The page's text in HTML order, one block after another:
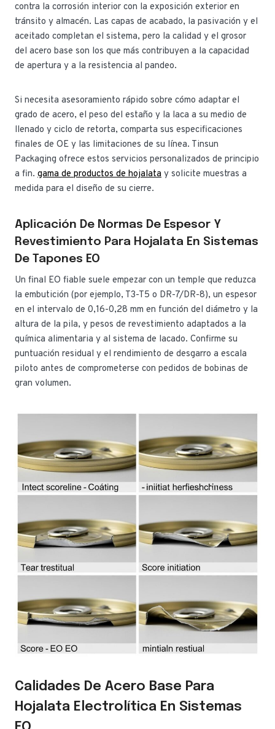
contra la corrosión interior con la exposición exterior en
tránsito y almacén. Las capas de acabado, la pasivación y el
aceitado completan el sistema, pero la calidad y el grosor
del acero base son los que más contribuyen a la capacidad
de apertura y a la resistencia al pandeo.
Si necesita asesoramiento rápido sobre cómo adaptar el
grado de acero, el peso del estaño y la laca a su medio de
llenado y ciclo de retorta, comparta sus especificaciones
finales de OE y las limitaciones de su línea. Tinsun
Packaging ofrece estos servicios personalizados de principio
a fin. gama de productos de hojalata y solicite muestras a
medida para el diseño de su cierre.
Aplicación De Normas De Espesor Y
Revestimiento Para Hojalata En Sistemas
De Tapones EO
Un final EO fiable suele empezar con un temple que reduzca
la embutición (por ejemplo, T3-T5 o DR-7/DR-8), un espesor
en el intervalo de 0,16-0,28 mm en función del diámetro y la
altura de la pila, y pesos de revestimiento adaptados a la
química alimentaria y al sistema de lacado. Confirme su
puntuación residual y el rendimiento de desgarro a escala
piloto antes de comprometerse con pedidos de bobinas de
gran volumen.
Calidades De Acero Base Para
Hojalata Electrolítica En Sistemas